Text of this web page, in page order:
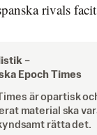
rivals
–
Epoch Times
är opartisk
material ska
rätta det.